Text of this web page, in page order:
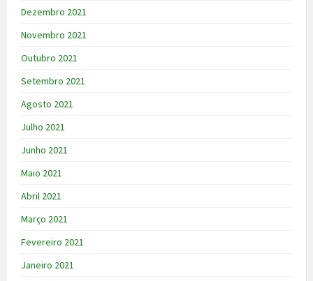
Dezembro 2021
Novembro 2021
Outubro 2021
Setembro 2021
Agosto 2021
Julho 2021
Junho 2021
Maio 2021
Abril 2021
Março 2021
Fevereiro 2021
Janeiro 2021